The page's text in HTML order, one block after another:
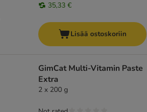
35,33 €
Lisää ostoskoriin
GimCat Multi-Vitamin Paste
Extra
2 x 200 g